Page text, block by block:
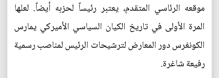
موقعه الرئاسي المتقدم، يعتبر رئيساً لحزبه أيضاً. لعلها
المرة الأولى في تاريخ الكيان السياسي الأميركي يمارس
الكونغرس دور المعارض لترشيحات الرئيس لمناصب رسمية
رفيعة شاغرة.